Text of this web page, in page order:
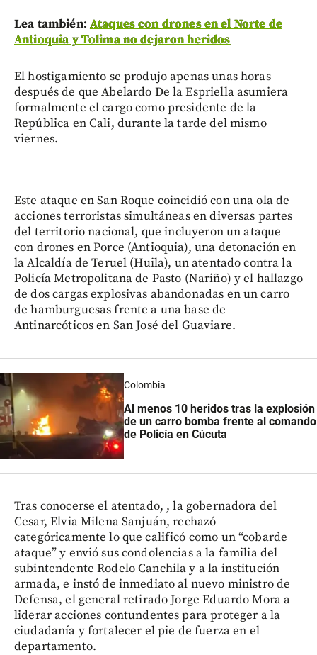
Lea también: Ataques con drones en el Norte de
Antioquia y Tolima no dejaron heridos
El hostigamiento se produjo apenas unas horas
después de que Abelardo De la Espriella asumiera
formalmente el cargo como presidente de la
República en Cali, durante la tarde del mismo
viernes.
Este ataque en San Roque coincidió con una ola de
acciones terroristas simultáneas en diversas partes
del territorio nacional, que incluyeron un ataque
con drones en Porce (Antioquia), una detonación en
la Alcaldía de Teruel (Huila), un atentado contra la
Policía Metropolitana de Pasto (Nariño) y el hallazgo
de dos cargas explosivas abandonadas en un carro
de hamburguesas frente a una base de
Antinarcóticos en San José del Guaviare.
Colombia
Al menos 10 heridos tras la explosión
de un carro bomba frente al comando
de Policía en Cúcuta
Tras conocerse el atentado, , la gobernadora del
Cesar, Elvia Milena Sanjuán, rechazó
categóricamente lo que calificó como un “cobarde
ataque” y envió sus condolencias a la familia del
subintendente Rodelo Canchila y a la institución
armada, e instó de inmediato al nuevo ministro de
Defensa, el general retirado Jorge Eduardo Mora a
liderar acciones contundentes para proteger a la
ciudadanía y fortalecer el pie de fuerza en el
departamento.